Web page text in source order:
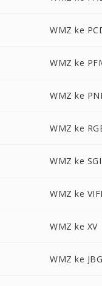
WMZ ke
WMZ ke
WMZ ke
WMZ ke
WMZ ke SGI
WMZ ke
WMZ ke XV
WMZ ke JBG